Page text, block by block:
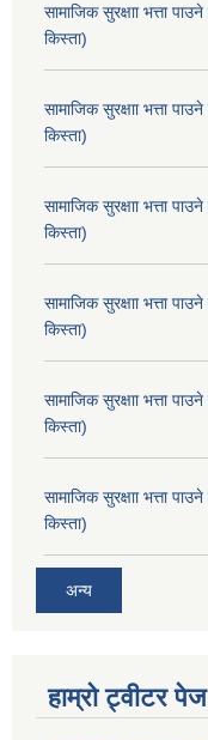
सामाजिक सुरक्षाा भत्ता
किस्ता)
सामाजिक सुरक्षाा भत्ता
किस्ता)
सामाजिक सुरक्षाा भत्ता
किस्ता)
सामाजिक सुरक्षाा भत्ता
किस्ता)
सामाजिक सुरक्षाा भत्ता
किस्ता)
सामाजिक सुरक्षाा भत्ता
किस्ता)
अन्य
हाम्रो ट्वीटर पेज